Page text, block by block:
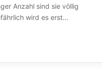
Anzahl sind sie völlig
wird es erst…